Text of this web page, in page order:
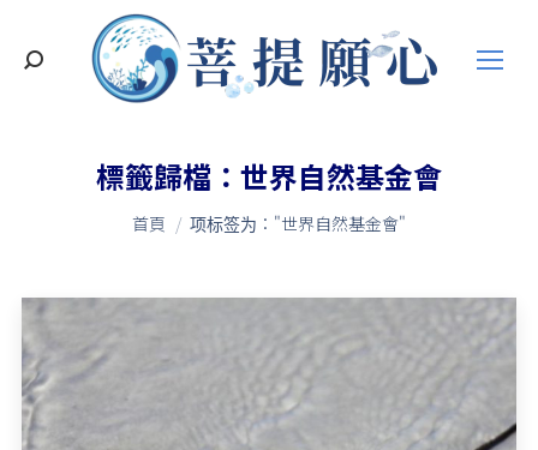
搜
標籤歸檔： 世界自然基金會
您在這裡：
首頁 项标签为："世界自然基金會"